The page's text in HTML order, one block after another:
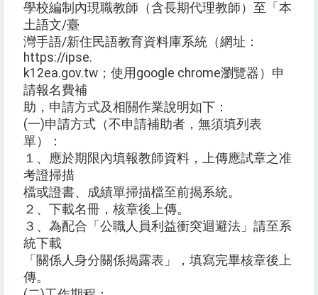
學校編制內現職教師（含長期代理教師）至「本
土語文/臺
灣手語/新住民語教育資料庫系統（網址：
https://ipse.
k12ea.gov.tw；使用google chrome瀏覽器）申
請報名費補
助，申請方式及相關作業說明如下：
(一)申請方式（不申請補助者，無須填列表
單）：
１、應於期限內填報教師資料，上傳應試章之准
考證掃描
檔或證書、成績單掃描檔至前揭系統。
２、下載名冊，核章後上傳。
３、為配合「公職人員利益衝突迴避法」請至系
統下載
「關係人身分關係揭露表」，填寫完畢核章後上
傳。